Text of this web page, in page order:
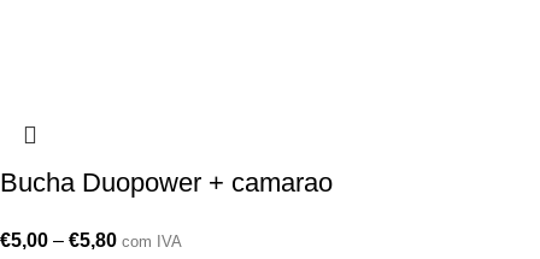
Bucha Duopower + camarao
€5,00 – €5,80 com IVA